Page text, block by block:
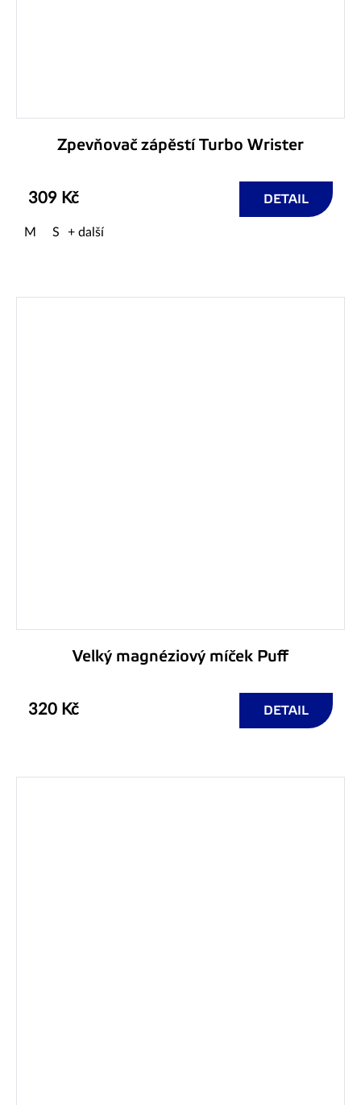
Zpevňovač zápěstí Turbo Wrister
309 Kč DETAIL
M S + další
Velký magnéziový míček Puff
320 Kč DETAIL